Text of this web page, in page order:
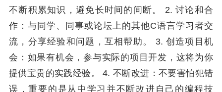
不断积累知识，避免长时间的间断。 2. 讨论和合
作：与同学、同事或论坛上的其他C语言学习者交
流，分享经验和问题，互相帮助。 3. 创造项目机
会：如果有机会，参与实际的项目开发，这将为你
提供宝贵的实践经验。 4. 不断改进：不要害怕犯错
误，重要的是从中学习并不断改进自己的编程技